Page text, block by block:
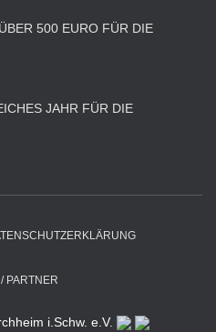
500 EURO FÜR DIE
JAHR FÜR DIE
PARTNER
i.Schw. e.V.